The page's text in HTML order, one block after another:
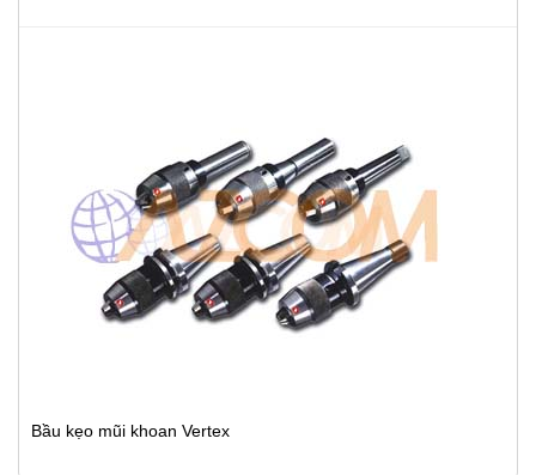
Bầu kẹo mũi khoan Vertex